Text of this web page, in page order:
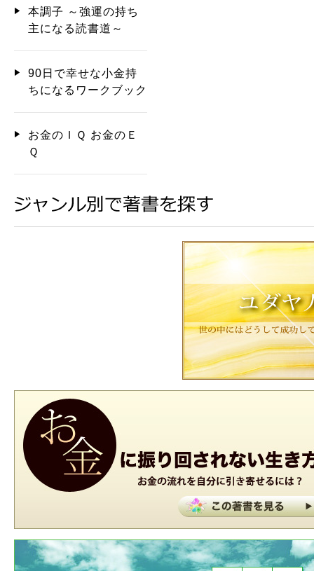
本調子 ～強運の持ち
主になる読書道～
90日で幸せな小金持
ちになるワークブック
お金のＩＱ お金のＥ
Ｑ